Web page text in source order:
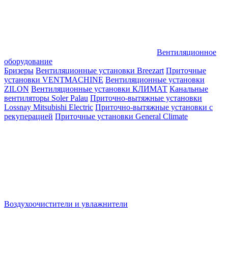
Вентиляционное
оборудование
Бризеры Вентиляционные установки Breezart Приточные
установки VENTMACHINE Вентиляционные установки
ZILON Вентиляционные установки КЛИМАТ Канальные
вентиляторы Soler Palau Приточно-вытяжные установки
Lossnay Mitsubishi Electric Приточно-вытяжные установки с
рекуперацией Приточные установки General Climate
Воздухоочистители и увлажнители